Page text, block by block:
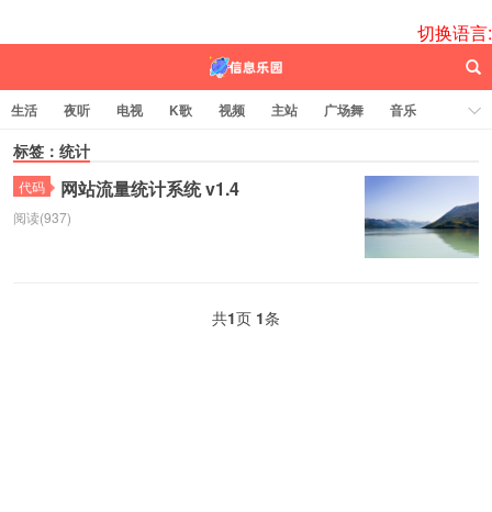
切换语言:
生活 夜听 电视 K歌 视频 主站 广场舞
音乐
歌曲
电台
标签：统计
代码 网站流量统计系统 v1.4
阅读(937)
共1页 1条